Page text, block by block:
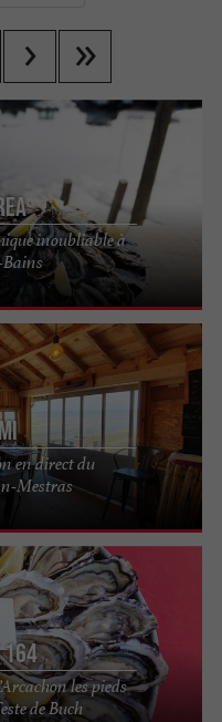
inoubliable à
en direct du
Mestras
164
les pieds
de Buch